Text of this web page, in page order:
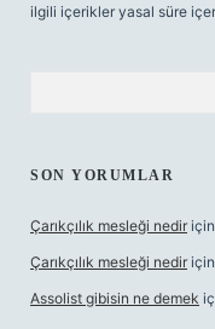
ilgili içerikler yasal süre
SON YORUMLAR
Çarıkçılık mesleği nedir için
Çarıkçılık mesleği nedir için
Assolist gibisin ne demek